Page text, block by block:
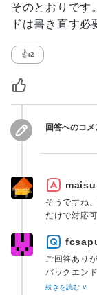
が、個人的
職活動を進
そのとおりです。
ドは書き直す必
👍2
回答へのコメ
そうですね
だけで対応
ご回答あり
バックエン
ポートフォ
続きを読む ∨